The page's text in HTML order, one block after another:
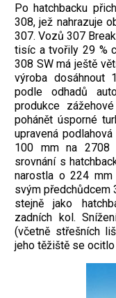
Po hatchbacku
308, jež nahrazuje
307. Vozů 307
tisíc a tvořily 29 %
308 SW má ještě
výroba dosáhnout
podle odhadů
produkce
pohánět úsporné
upravená
100 mm na 2708
srovnání s
narostla o 224
svým předchůdcem
stejně jako
zadních kol.
(včetně střešních
jeho těžiště se